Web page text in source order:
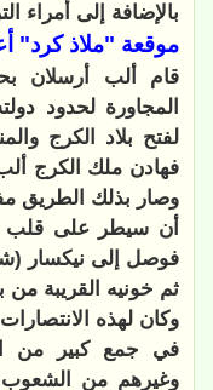
بالإضافة إلى أمراء
موقعة "ملاذ كرد"
قام ألب أرسلان
المجاورة لحدود
لفتح بلاد الكرج
فهادن ملك الكرج
وصار بذلك الطريق
أن سيطر على قلب
فوصل إلى نيكسار
ثم خونيه القريبة من بحر
وكان لهذه
في جمع كبير من
وغيرهم من الشعوب